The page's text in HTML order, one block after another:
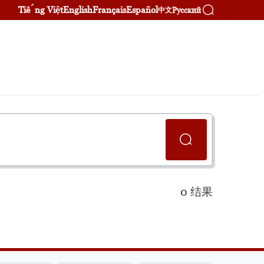
Tiếng ViệtEnglishFrançaisEspañol中文Русский
0 结果